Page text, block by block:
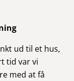
ud til et hus,
tid var vi
med at få